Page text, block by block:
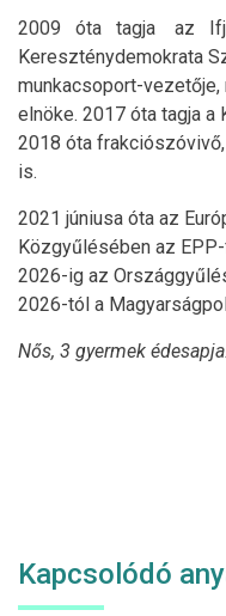
2009 óta tagja az
Kereszténydemokrata
munkacsoport-
elnöke. 2017 óta tagja
2018 óta
is.
2021 júniusa óta az
Közgyűlésében az
2026-ig az
2026-tól a
Nős, 3 gyermek édesapja.
Kapcsolódó